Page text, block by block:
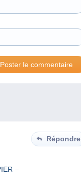
Répondre
–